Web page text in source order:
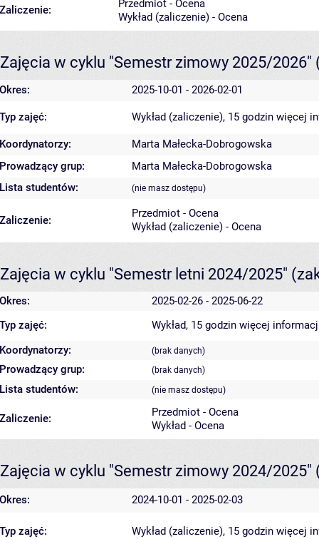
Zaliczenie:
Przedmiot - Ocena
Wykład (zaliczenie) - Ocena
Zajęcia w cyklu "Semestr zimowy 2025/2026"
Okres: 2025-10-01 - 2026-02-01
Typ zajęć: Wykład (zaliczenie), 15 godzin więcej
Koordynatorzy:
Marta Małecka-Dobrogowska
Prowadzący grup:
Marta Małecka-Dobrogowska
Lista studentów:
(nie masz dostępu)
Zaliczenie:
Przedmiot - Ocena
Wykład (zaliczenie) - Ocena
Zajęcia w cyklu "Semestr letni 2024/2025"
Okres:
2025-02-26 - 2025-06-22
Typ zajęć:
Wykład, 15 godzin więcej
Koordynatorzy:
(brak danych)
Prowadzący grup: (brak danych)
Lista studentów: (nie masz dostępu)
Zaliczenie:
Przedmiot - Ocena
Wykład - Ocena
Zajęcia w cyklu "Semestr zimowy 2024/2025"
Okres: 2024-10-01 - 2025-02-03
Typ zajęć: Wykład (zaliczenie), 15 godzin więcej